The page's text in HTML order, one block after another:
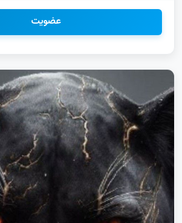
خراسان
قزوین|قم|کردستان|کرمان|کرمانشاه لینکدونی
سروش هرمزگان|لینکدونی روبیکا هرمزگان
شهرضا|دهاقان خدمات ایتا کرمان|خدمات
روبیکا کرمان تبلیغات ایتا همدان|تبلیغات
روبیکا همدان
عضویت